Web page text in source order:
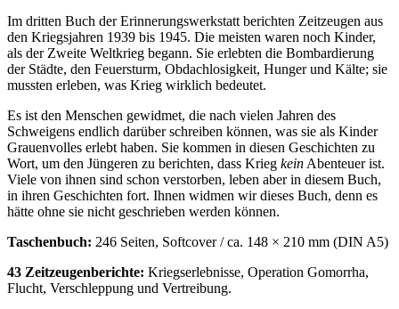
Im dritten Buch der Erinnerungswerkstatt berichten Zeitzeugen aus
den Kriegsjahren 1939 bis 1945. Die meisten waren noch Kinder,
als der Zweite Weltkrieg begann. Sie erlebten die Bombardierung
der Städte, den Feuersturm, Obdachlosigkeit, Hunger und Kälte; sie
mussten erleben, was Krieg wirklich bedeutet.
Es ist den Menschen gewidmet, die nach vielen Jahren des
Schweigens endlich darüber schreiben können, was sie als Kinder
Grauenvolles erlebt haben. Sie kommen in diesen Geschichten zu
Wort, um den Jüngeren zu berichten, dass Krieg kein Abenteuer ist.
Viele von ihnen sind schon verstorben, leben aber in diesem Buch,
in ihren Geschichten fort. Ihnen widmen wir dieses Buch, denn es
hätte ohne sie nicht geschrieben werden können.
Taschenbuch: 246 Seiten, Softcover / ca. 148 × 210 mm (DIN A5)
43 Zeitzeugenberichte: Kriegserlebnisse, Operation Gomorrha,
Flucht, Verschleppung und Vertreibung.